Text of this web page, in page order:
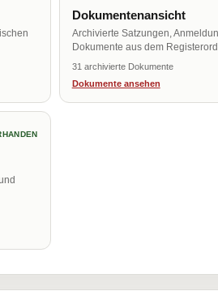
Dokumentenansicht
Archivierte Satzungen,
Dokumente aus dem
31 archivierte Dokumente
Dokumente ansehen